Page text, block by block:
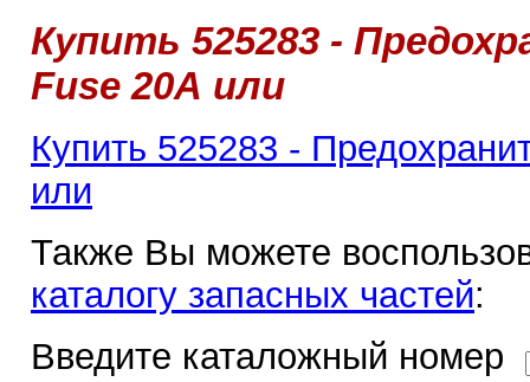
Купить 525283 -
Fuse 20А или
Купить 525283 -
или
Также Вы можете
каталогу запасных частей:
Введите каталожный номер